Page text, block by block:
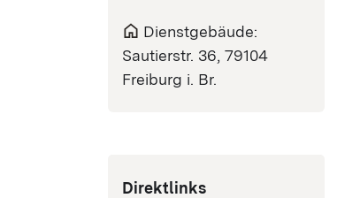
Dienstgebäude:
Sautierstr. 36, 79104
Freiburg i. Br.
Direktlinks